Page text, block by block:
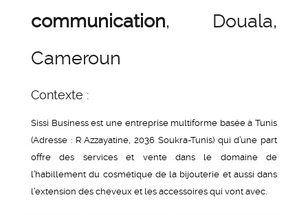
communication, Douala,
Cameroun
Contexte :
Sissi Business est une entreprise multiforme basée à Tunis
(Adresse : R Azzayatine, 2036 Soukra-Tunis) qui d’une part
offre des services et vente dans le domaine de
l’habillement du cosmétique de la bijouterie et aussi dans
l’extension des cheveux et les accessoires qui vont avec.